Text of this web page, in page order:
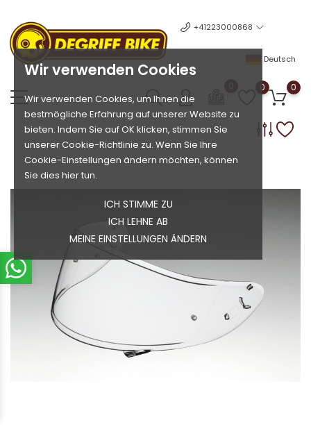
Wir verwenden Cookies
Wir verwenden Cookies, um Ihnen die
bestmögliche Erfahrung auf unserer Website zu
bieten. Indem Sie auf OK klicken, stimmen Sie
unserer Cookie-Richtlinie zu. Wenn Sie Ihre
Cookie-Einstellungen ändern möchten, können
Sie dies hier tun.
ICH STIMME ZU
ICH LEHNE AB
MEINE EINSTELLUNGEN ÄNDERN
+41223000868
Deutsch
0 0